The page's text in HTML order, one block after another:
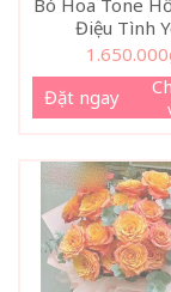
Bó Hoa Tone
Điệu Tình
1.650.000
Đặt ngay